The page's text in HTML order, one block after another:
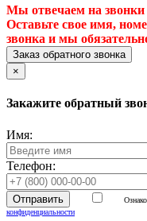
Мы отвечаем на звонки
Оставьте свое имя,
звонка и мы
Заказ обратного звонка
×
Закажите обратный
Имя:
Телефон:
конфиденциальности